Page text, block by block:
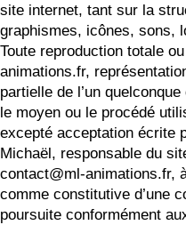
site internet, tant sur la
graphismes, icônes, sons,
Toute reproduction totale
animations.fr,
partielle de l’un
le moyen ou le procédé
excepté acceptation écrite
Michaël, responsable du
contact@ml-animations.fr,
comme constitutive d’une
poursuite conformément